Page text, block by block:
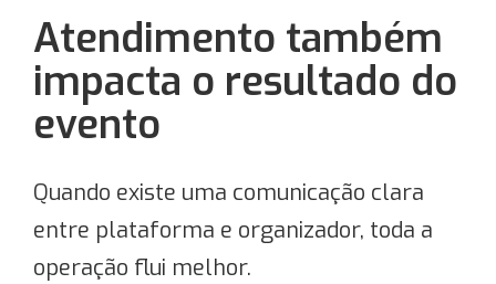
Atendimento também
impacta o resultado do
evento
Quando existe uma comunicação clara
entre plataforma e organizador, toda a
operação flui melhor.